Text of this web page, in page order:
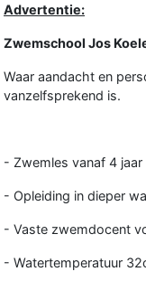
Advertentie:
Zwemschool Jos
Waar aandacht en
vanzelfsprekend is.
- Zwemles vanaf 4 jaar
- Opleiding in dieper
- Vaste zwemdocent
- Watertemperatuur